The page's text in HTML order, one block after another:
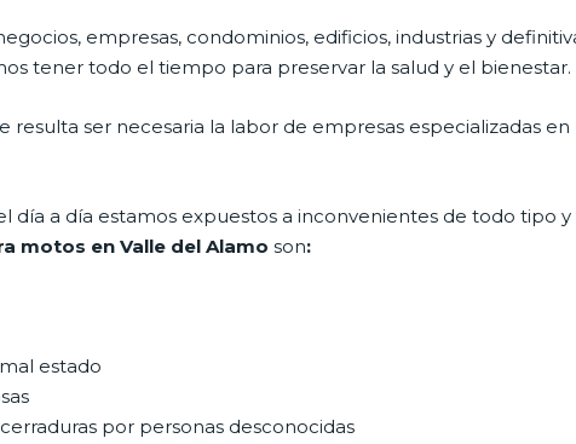
empresas, condominios, edificios, industrias y
tener todo el tiempo para preservar la salud y el bienestar.
resulta ser necesaria la labor de empresas especializadas
día a día estamos expuestos a inconvenientes de todo tipo
motos en Valle del Alamo son:
estado
por personas desconocidas